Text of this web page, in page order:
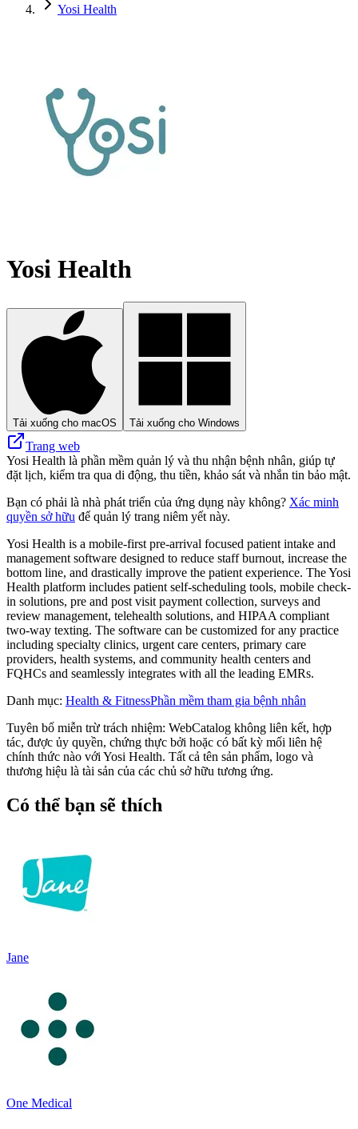
Yosi Health
Yosi Health
Tải xuống cho macOS Tải xuống cho Windows
Trang web
Yosi Health là phần mềm quản lý và thu nhận bệnh nhân, giúp tự
đặt lịch, kiểm tra qua di động, thu tiền, khảo sát và nhắn tin bảo mật.
Bạn có phải là nhà phát triển của ứng dụng này không? Xác minh
quyền sở hữu để quản lý trang niêm yết này.
Yosi Health is a mobile-first pre-arrival focused patient intake and
management software designed to reduce staff burnout, increase the
bottom line, and drastically improve the patient experience. The Yosi
Health platform includes patient self-scheduling tools, mobile check-
in solutions, pre and post visit payment collection, surveys and
review management, telehealth solutions, and HIPAA compliant
two-way texting. The software can be customized for any practice
including specialty clinics, urgent care centers, primary care
providers, health systems, and community health centers and
FQHCs and seamlessly integrates with all the leading EMRs.
Danh mục: Health & FitnessPhần mềm tham gia bệnh nhân
Tuyên bố miễn trừ trách nhiệm: WebCatalog không liên kết, hợp
tác, được ủy quyền, chứng thực bởi hoặc có bất kỳ mối liên hệ
chính thức nào với Yosi Health. Tất cả tên sản phẩm, logo và
thương hiệu là tài sản của các chủ sở hữu tương ứng.
Có thể bạn sẽ thích
Jane
One Medical